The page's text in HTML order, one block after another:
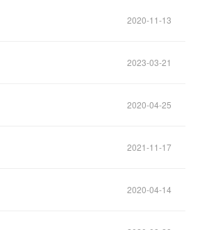
2020-11-13
2023-03-21
2020-04-25
2021-11-17
2020-04-14